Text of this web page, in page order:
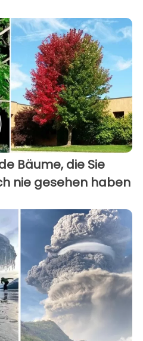
Bäume, die Sie
nie gesehen haben